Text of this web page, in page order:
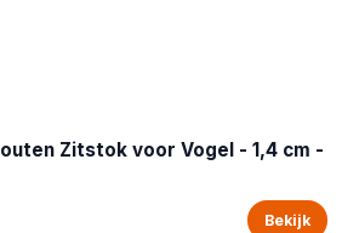
Zitstok voor Vogel - 1,4 cm -
Bekijk